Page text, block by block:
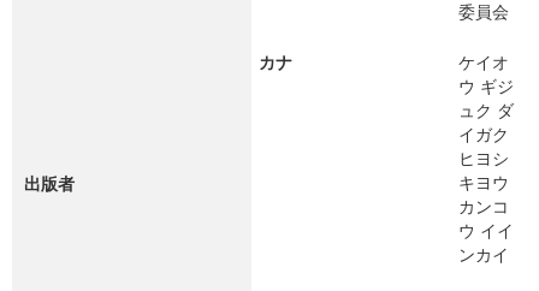
出版者
委員会
カナ
ケイオ
ウ ギジ
ュク ダ
イガク
ヒヨシ
キヨウ
カンコ
ウ イイ
ンカイ